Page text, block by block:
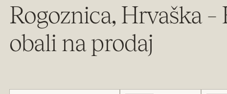
Rogoznica, Hrvaška –
obali na prodaj